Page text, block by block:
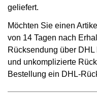
geliefert.
Möchten Sie einen
von 14 Tagen nach
Rücksendung über
und unkomplizierte
Bestellung ein DHL-